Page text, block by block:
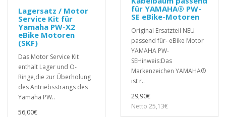
Lagersatz / Motor
Service Kit für
Yamaha PW-X2
eBike Motoren
(SKF)
Das Motor Service Kit
enthält Lager und O-
Ringe,die zur Überholung
des Antriebsstrangs des
Yamaha PW..
56,00€
für YAMAHA® PW-
SE eBike-Motoren
Original Ersatzteil NEU
passend für- eBike Motor
YAMAHA PW-
SEHinweis:Das
Markenzeichen YAMAHA®
ist r..
29,90€
Netto 25,13€